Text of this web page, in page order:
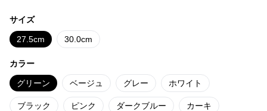
サイズ
27.5cm 30.0cm
カラー
グリーン ベージュ グレー ホワイト
ブラック ピンク ダークブルー カーキ